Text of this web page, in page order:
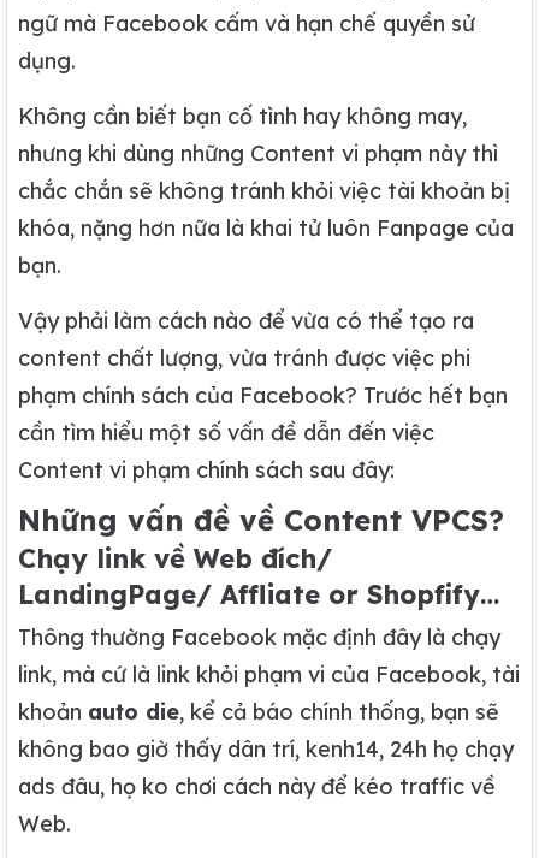
ngữ mà Facebook cấm và hạn chế quyền sử
dụng.
Không cần biết bạn cố tình hay không may,
nhưng khi dùng những Content vi phạm này thì
chắc chắn sẽ không tránh khỏi việc tài khoản bị
khóa, nặng hơn nữa là khai tử luôn Fanpage của
bạn.
Vậy phải làm cách nào để vừa có thể tạo ra
content chất lượng, vừa tránh được việc phi
phạm chính sách của Facebook? Trước hết bạn
cần tìm hiểu một số vấn đề dẫn đến việc
Content vi phạm chính sách sau đây:
Những vấn đề về Content VPCS?
Chạy link về Web đích/
LandingPage/ Affliate or Shopfify…
Thông thường Facebook mặc định đây là chạy
link, mà cứ là link khỏi phạm vi của Facebook, tài
khoản auto die, kể cả báo chính thống, bạn sẽ
không bao giờ thấy dân trí, kenh14, 24h họ chạy
ads đâu, họ ko chơi cách này để kéo traffic về
Web.